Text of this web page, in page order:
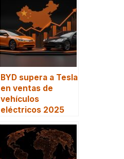
BYD supera a Tesla
en ventas de
vehículos
eléctricos 2025